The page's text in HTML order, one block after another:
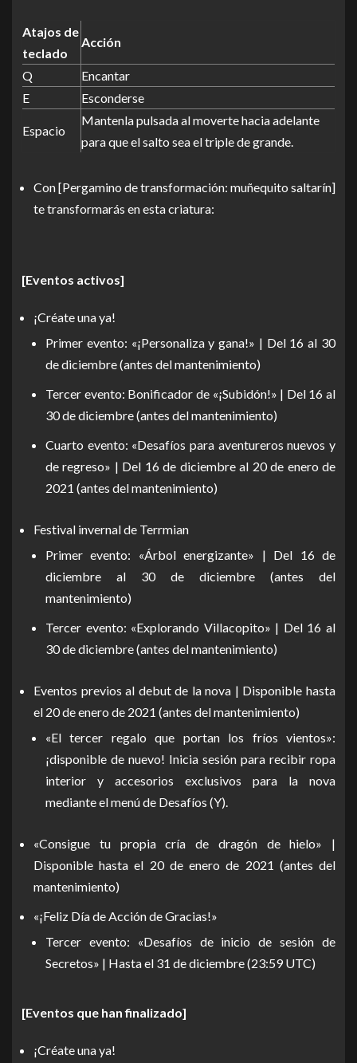
Atajos de
teclado
Acción
Q
Encantar
E
Esconderse
Espacio
Mantenla pulsada al moverte hacia adelante
para que el salto sea el triple de grande.
Con [Pergamino de transformación: muñequito saltarín]
te transformarás en esta criatura:
[Eventos activos]
¡Créate una ya!
Primer evento: «¡Personaliza y gana!» | Del 16 al 30
de diciembre (antes del mantenimiento)
Tercer evento: Bonificador de «¡Subidón!» | Del 16 al
30 de diciembre (antes del mantenimiento)
Cuarto evento: «Desafíos para aventureros nuevos y
de regreso» | Del 16 de diciembre al 20 de enero de
2021 (antes del mantenimiento)
Festival invernal de Terrmian
Primer evento: «Árbol energizante» | Del 16 de
diciembre al 30 de diciembre (antes del
mantenimiento)
Tercer evento: «Explorando Villacopito» | Del 16 al
30 de diciembre (antes del mantenimiento)
Eventos previos al debut de la nova | Disponible hasta
el 20 de enero de 2021 (antes del mantenimiento)
«El tercer regalo que portan los fríos vientos»:
¡disponible de nuevo! Inicia sesión para recibir ropa
interior y accesorios exclusivos para la nova
mediante el menú de Desafíos (Y).
«Consigue tu propia cría de dragón de hielo» |
Disponible hasta el 20 de enero de 2021 (antes del
mantenimiento)
«¡Feliz Día de Acción de Gracias!»
Tercer evento: «Desafíos de inicio de sesión de
Secretos» | Hasta el 31 de diciembre (23:59 UTC)
[Eventos que han finalizado]
¡Créate una ya!